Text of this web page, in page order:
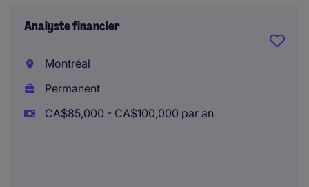
Analyste financier
Montréal
Permanent
CA$85,000 - CA$100,000 par an